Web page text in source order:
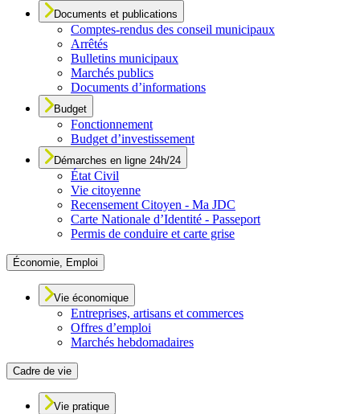
Documents et publications
Comptes-rendus des conseil municipaux
Arrêtés
Bulletins municipaux
Marchés publics
Documents d’informations
Budget
Fonctionnement
Budget d’investissement
Démarches en ligne 24h/24
État Civil
Vie citoyenne
Recensement Citoyen - Ma JDC
Carte Nationale d’Identité - Passeport
Permis de conduire et carte grise
Économie, Emploi
Vie économique
Entreprises, artisans et commerces
Offres d’emploi
Marchés hebdomadaires
Cadre de vie
Vie pratique